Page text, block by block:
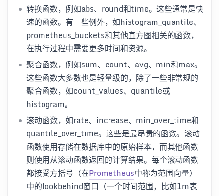
转换函数，例如abs、round和time。这些通常是快
速的函数。有一些例外，如histogram_quantile、
prometheus_buckets和其他直方图相关的函数，
在执行过程中需要更多时间和资源。
聚合函数，例如sum、count、avg、min和max。
这些函数大多数也是轻量级的，除了一些非常规的
聚合函数，如count_values、quantile或
histogram。
滚动函数，如rate、increase、min_over_time和
quantile_over_time。这些是最昂贵的函数。滚动
函数使用存储在数据库中的原始样本，而其他函数
则使用从滚动函数返回的计算结果。每个滚动函数
都接受方括号（在Prometheus中称为范围向量）
中的lookbehind窗口（一个时间范围，比如1m表